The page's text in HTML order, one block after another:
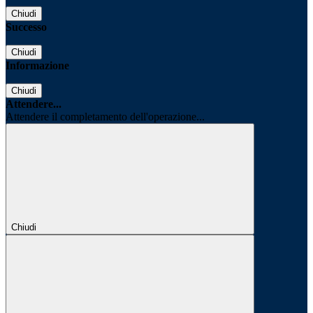
Chiudi
Successo
Chiudi
Informazione
Chiudi
Attendere...
Attendere il completamento dell'operazione...
Chiudi